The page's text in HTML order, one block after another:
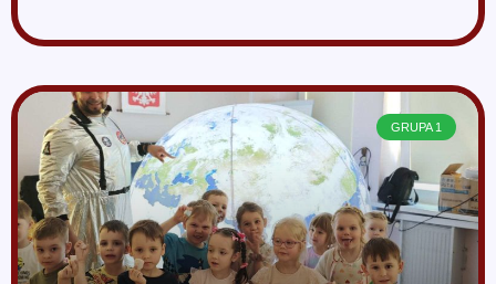
GRUPA 1